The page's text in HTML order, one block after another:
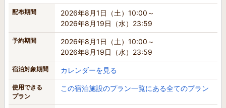
配布期間
2026年8月1日（土）10:00～
2026年8月19日（水）23:59
予約期間
2026年8月1日（土）10:00～
2026年8月19日（水）23:59
宿泊対象期間 カレンダーを見る
使用できる
プラン
この宿泊施設のプラン一覧にある全てのプラン